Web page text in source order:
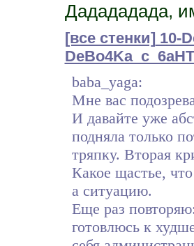
Дадададада,
[все стенки] 10-
baba_yaga:
Мне вас
И давайте уже
подняла только
тряпку. Вторая
Какое щастье,
а ситуацию.
Еще раз
готовлюсь к